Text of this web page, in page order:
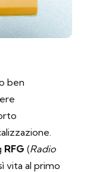
ben
RFG (Radio
vita al primo